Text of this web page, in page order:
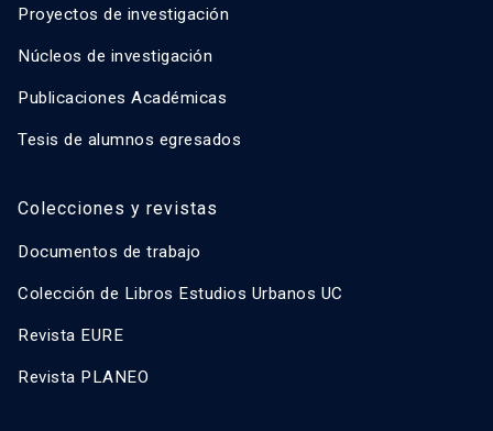
Proyectos de investigación
Núcleos de investigación
Publicaciones Académicas
Tesis de alumnos egresados
Colecciones y revistas
Documentos de trabajo
Colección de Libros Estudios Urbanos UC
Revista EURE
Revista PLANEO